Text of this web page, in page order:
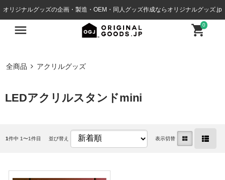
オリジナルグッズの企画・製造・OEM・同人グッズ作成ならオリジナルグッズ.jp
0
全商品 アクリルグッズ
LEDアクリルスタンドmini
1件中 1〜1件目 並び替え 表示切替